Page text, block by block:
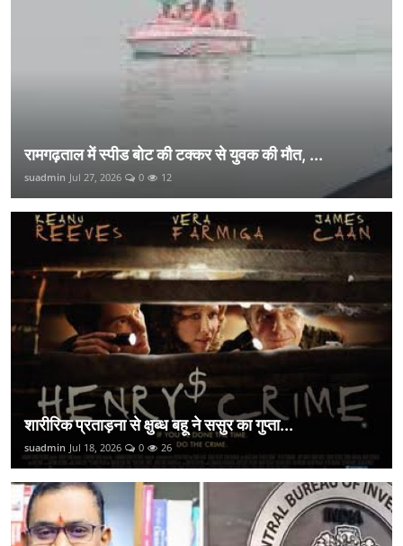
रामगढ़ताल में स्पीड बोट की टक्कर से युवक की मौत, ...
suadmin Jul 27, 2026 0 12
शारीरिक प्रताड़ना से क्षुब्ध बहू ने ससुर का गुप्ता...
suadmin Jul 18, 2026 0 26